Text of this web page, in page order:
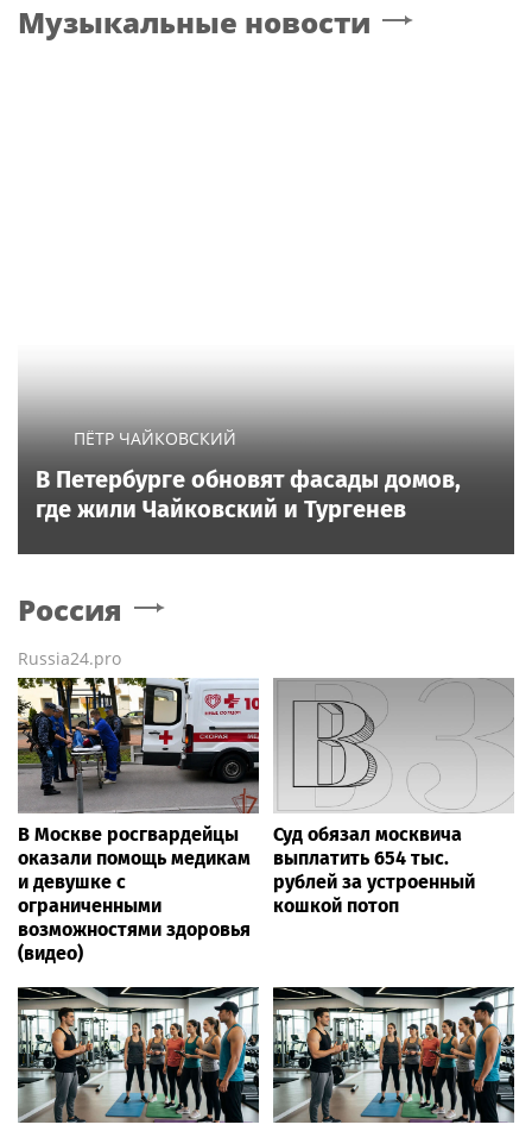
Музыкальные новости
ПЁТР ЧАЙКОВСКИЙ
В Петербурге обновят фасады домов,
где жили Чайковский и Тургенев
Россия
Russia24.pro
В Москве росгвардейцы
оказали помощь медикам
и девушке с
ограниченными
возможностями здоровья
(видео)
Суд обязал москвича
выплатить 654 тыс.
рублей за устроенный
кошкой потоп